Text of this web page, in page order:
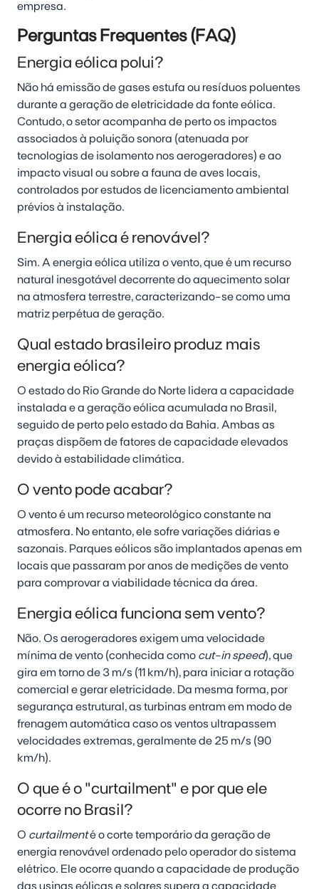
empresa.
Perguntas Frequentes (FAQ)
Energia eólica polui?
Não há emissão de gases estufa ou resíduos poluentes
durante a geração de eletricidade da fonte eólica.
Contudo, o setor acompanha de perto os impactos
associados à poluição sonora (atenuada por
tecnologias de isolamento nos aerogeradores) e ao
impacto visual ou sobre a fauna de aves locais,
controlados por estudos de licenciamento ambiental
prévios à instalação.
Energia eólica é renovável?
Sim. A energia eólica utiliza o vento, que é um recurso
natural inesgotável decorrente do aquecimento solar
na atmosfera terrestre, caracterizando-se como uma
matriz perpétua de geração.
Qual estado brasileiro produz mais
energia eólica?
O estado do Rio Grande do Norte lidera a capacidade
instalada e a geração eólica acumulada no Brasil,
seguido de perto pelo estado da Bahia. Ambas as
praças dispõem de fatores de capacidade elevados
devido à estabilidade climática.
O vento pode acabar?
O vento é um recurso meteorológico constante na
atmosfera. No entanto, ele sofre variações diárias e
sazonais. Parques eólicos são implantados apenas em
locais que passaram por anos de medições de vento
para comprovar a viabilidade técnica da área.
Energia eólica funciona sem vento?
Não. Os aerogeradores exigem uma velocidade
mínima de vento (conhecida como cut-in speed), que
gira em torno de 3 m/s (11 km/h), para iniciar a rotação
comercial e gerar eletricidade. Da mesma forma, por
segurança estrutural, as turbinas entram em modo de
frenagem automática caso os ventos ultrapassem
velocidades extremas, geralmente de 25 m/s (90
km/h).
O que é o "curtailment" e por que ele
ocorre no Brasil?
O curtailmenté o corte temporário da geração de
energia renovável ordenado pelo operador do sistema
elétrico. Ele ocorre quando a capacidade de produção
das usinas eólicas e solares supera a capacidade